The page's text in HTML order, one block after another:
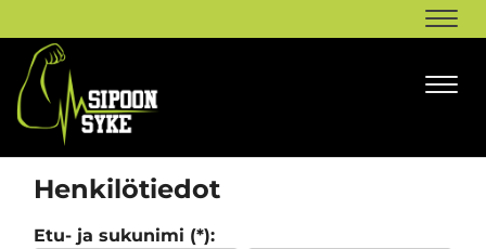
Henkilötiedot
Etu- ja sukunimi (*):